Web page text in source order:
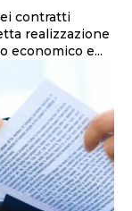
contratti
realizzazione
economico e...